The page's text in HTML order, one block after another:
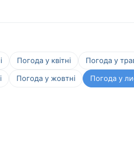
Погода у квітні Погода у
Погода у жовтні Погода у